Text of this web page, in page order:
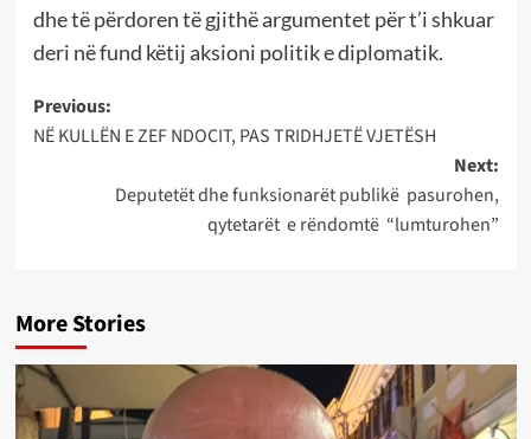
dhe të përdoren të gjithë argumentet për t’i shkuar
deri në fund këtij aksioni politik e diplomatik.
Post
navigation
Previous:
NË KULLËN E ZEF NDOCIT, PAS TRIDHJETË VJETËSH
Next:
Deputetët dhe funksionarët publikë pasurohen,
qytetarët e rëndomtë “lumturohen”
More Stories